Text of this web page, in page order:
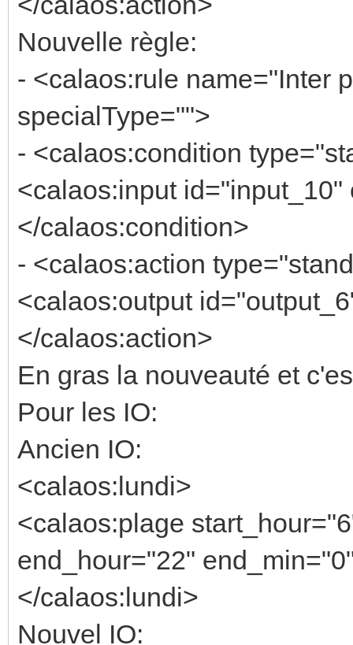
Nouvelle règle:
- <calaos:rule name="Inter
specialType="">
- <calaos:condition
<calaos:input
</calaos:condition>
- <calaos:action
<calaos:output
</calaos:action>
En gras la nouveauté et
Pour les IO:
Ancien IO:
<calaos:lundi>
<calaos:plage
end_hour="22"
</calaos:lundi>
Nouvel IO: